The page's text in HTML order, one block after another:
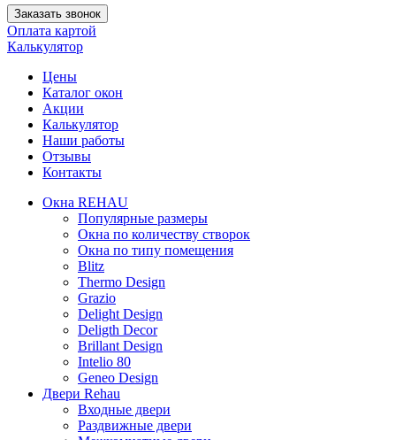
Заказать звонок
Оплата картой
Калькулятор
Цены
Каталог окон
Акции
Калькулятор
Наши работы
Отзывы
Контакты
Окна REHAU
Популярные размеры
Окна по количеству створок
Окна по типу помещения
Blitz
Thermo Design
Grazio
Delight Design
Deligth Decor
Brillant Design
Intelio 80
Geneo Design
Двери Rehau
Входные двери
Раздвижные двери